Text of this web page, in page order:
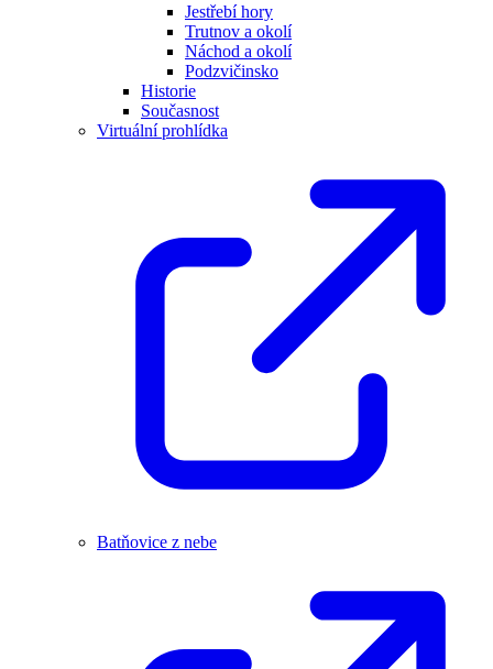
Jestřebí hory
Trutnov a okolí
Náchod a okolí
Podzvičinsko
Historie
Současnost
Virtuální prohlídka
Batňovice z nebe